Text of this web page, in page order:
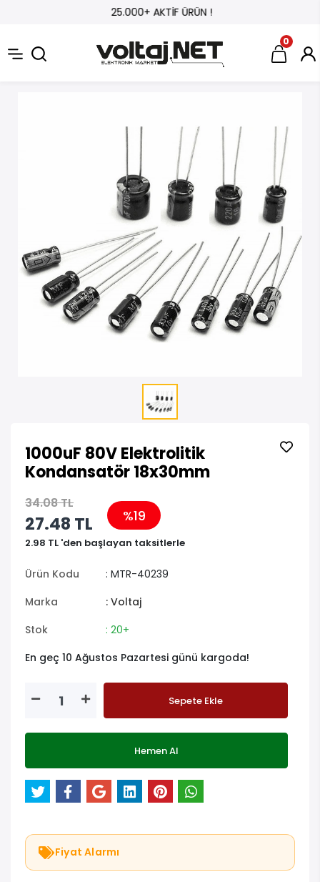
25.000+ AKTİF ÜRÜN !
0
1000uF 80V Elektrolitik
Kondansatör 18x30mm
34.08 TL
27.48 TL %19
2.98 TL 'den başlayan taksitlerle
Ürün Kodu
: MTR-40239
Marka
: Voltaj
Stok
: 20+
En geç 10 Ağustos Pazartesi günü kargoda!
Sepete Ekle
Hemen Al
Fiyat Alarmı